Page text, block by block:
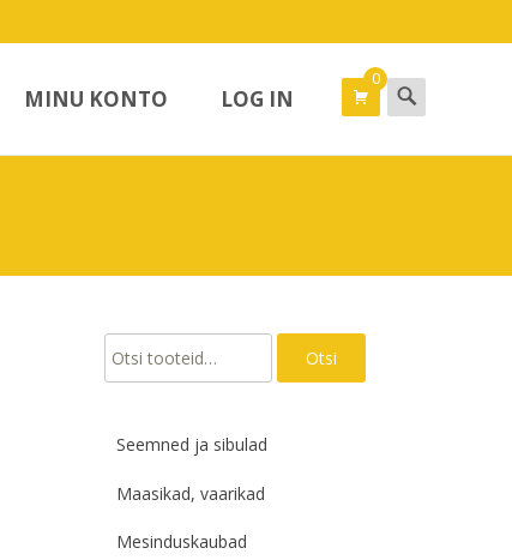
MINU KONTO LOG IN
0 Search
for:
Otsi: Otsi
Seemned ja sibulad
Maasikad, vaarikad
Mesinduskaubad